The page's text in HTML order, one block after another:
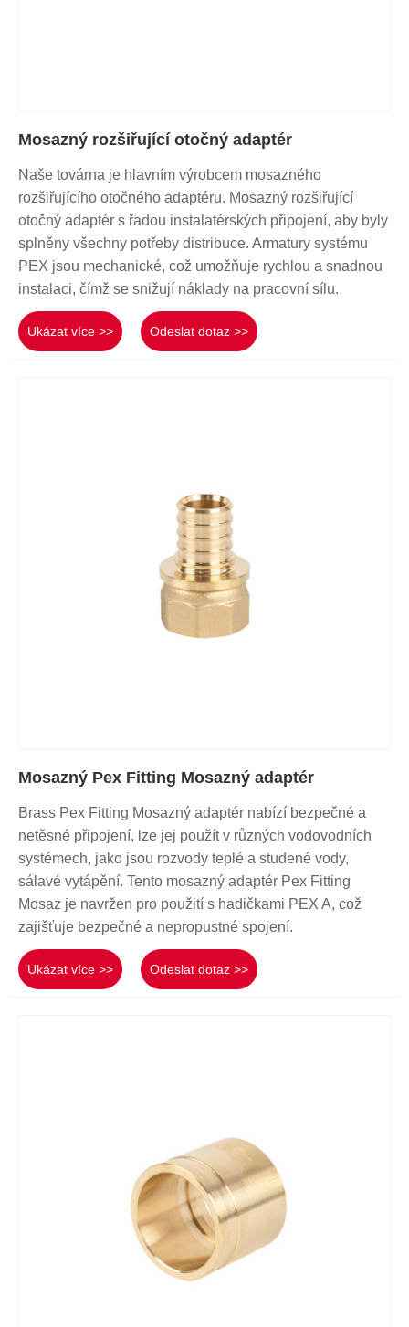
Mosazný rozšiřující otočný adaptér
Naše továrna je hlavním výrobcem mosazného
rozšiřujícího otočného adaptéru. Mosazný rozšiřující
otočný adaptér s řadou instalatérských připojení, aby byly
splněny všechny potřeby distribuce. Armatury systému
PEX jsou mechanické, což umožňuje rychlou a snadnou
instalaci, čímž se snižují náklady na pracovní sílu.
Ukázat více >> Odeslat dotaz >>
Mosazný Pex Fitting Mosazný adaptér
Brass Pex Fitting Mosazný adaptér nabízí bezpečné a
netěsné připojení, lze jej použít v různých vodovodních
systémech, jako jsou rozvody teplé a studené vody,
sálavé vytápění. Tento mosazný adaptér Pex Fitting
Mosaz je navržen pro použití s ​​hadičkami PEX A, což
zajišťuje bezpečné a nepropustné spojení.
Ukázat více >> Odeslat dotaz >>